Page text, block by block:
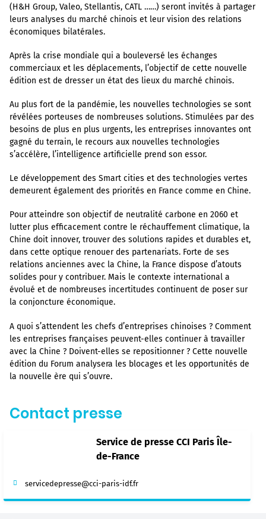
(H&H Group, Valeo, Stellantis, CATL ……) seront invités à partager
leurs analyses du marché chinois et leur vision des relations
économiques bilatérales.
Après la crise mondiale qui a bouleversé les échanges
commerciaux et les déplacements, l’objectif de cette nouvelle
édition est de dresser un état des lieux du marché chinois.
Au plus fort de la pandémie, les nouvelles technologies se sont
révélées porteuses de nombreuses solutions. Stimulées par des
besoins de plus en plus urgents, les entreprises innovantes ont
gagné du terrain, le recours aux nouvelles technologies
s’accélère, l’intelligence artificielle prend son essor.
Le développement des Smart cities et des technologies vertes
demeurent également des priorités en France comme en Chine.
Pour atteindre son objectif de neutralité carbone en 2060 et
lutter plus efficacement contre le réchauffement climatique, la
Chine doit innover, trouver des solutions rapides et durables et,
dans cette optique renouer des partenariats. Forte de ses
relations anciennes avec la Chine, la France dispose d’atouts
solides pour y contribuer. Mais le contexte international a
évolué et de nombreuses incertitudes continuent de poser sur
la conjoncture économique.
A quoi s’attendent les chefs d’entreprises chinoises ? Comment
les entreprises françaises peuvent-elles continuer à travailler
avec la Chine ? Doivent-elles se repositionner ? Cette nouvelle
édition du Forum analysera les blocages et les opportunités de
la nouvelle ère qui s’ouvre.
Contact presse
Service de presse CCI Paris Île-
de-France
servicedepresse@cci-paris-idf.fr